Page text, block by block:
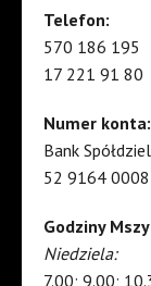
Telefon:
570 186 195
17 221 91 80
Numer konta:
Bank
52 9164
Godziny
Niedziela:
7.00; 9.00;